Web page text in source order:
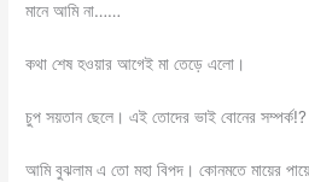
মানে আমি না……
কথা শেষ হওয়ার আগেই মা তেড়ে এলো।
চুপ সয়তান ছেলে। এই তোদের ভাই বোনের সম্পর্ক!?
আমি বুঝলাম এ তো মহা বিপদ। কোনমতে মায়ের